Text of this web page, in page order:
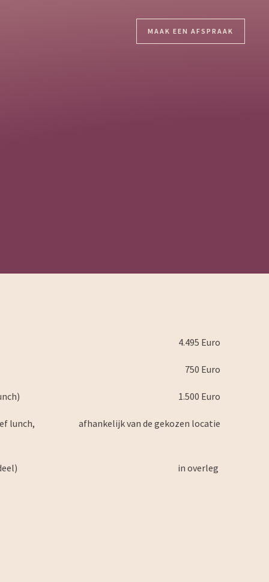
MAAK EEN AFSPRAAK
lunch,
4.495 Euro
750 Euro
1.500 Euro
afhankelijk van de gekozen locatie
in overleg